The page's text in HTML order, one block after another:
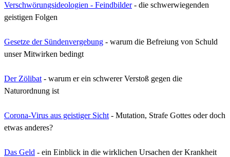
Verschwörungsideologien - Feindbilder - die schwerwiegenden
geistigen Folgen
Gesetze der Sündenvergebung - warum die Befreiung von Schuld
unser Mitwirken bedingt
Der Zölibat - warum er ein schwerer Verstoß gegen die
Naturordnung ist
Corona-Virus aus geistiger Sicht - Mutation, Strafe Gottes oder doch
etwas anderes?
Das Geld - ein Einblick in die wirklichen Ursachen der Krankheit